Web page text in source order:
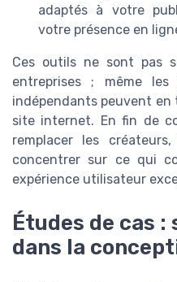
adaptés à votre
votre présence en
Ces outils ne sont pas
entreprises ; même
indépendants peuvent en
site internet. En fin de
remplacer les
concentrer sur ce qui
expérience utilisateur
Études de cas :
dans la